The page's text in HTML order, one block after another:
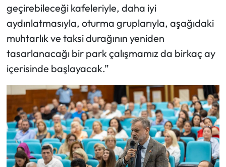
geçirebileceği kafeleriyle, daha iyi
aydınlatmasıyla, oturma gruplarıyla, aşağıdaki
muhtarlık ve taksi durağının yeniden
tasarlanacağı bir park çalışmamız da birkaç ay
içerisinde başlayacak.”